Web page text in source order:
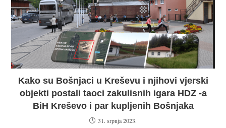
Kako su Bošnjaci u Kreševu i njihovi vjerski
objekti postali taoci zakulisnih igara HDZ -a
BiH Kreševo i par kupljenih Bošnjaka
31. srpnja 2023.